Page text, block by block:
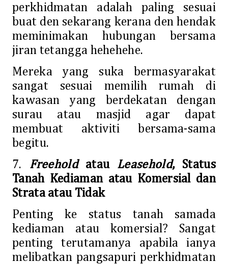
perkhidmatan adalah paling sesuai
buat den sekarang kerana den hendak
meminimakan hubungan bersama
jiran tetangga hehehehe.
Mereka yang suka bermasyarakat
sangat sesuai memilih rumah di
kawasan yang berdekatan dengan
surau atau masjid agar dapat
membuat aktiviti bersama-sama
begitu.
7. Freeholdatau Leasehold, Status
Tanah Kediaman atau Komersial dan
Strata atau Tidak
Penting ke status tanah samada
kediaman atau komersial? Sangat
penting terutamanya apabila ianya
melibatkan pangsapuri perkhidmatan